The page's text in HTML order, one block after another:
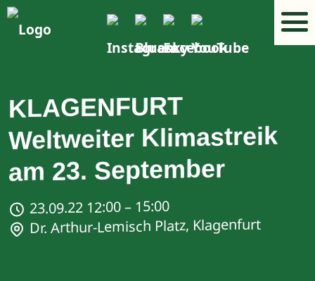
KLAGENFURT
Weltweiter Klimastreik
am 23. September
23.09.22 12:00 – 15:00
Dr. Arthur-Lemisch Platz, Klagenfurt